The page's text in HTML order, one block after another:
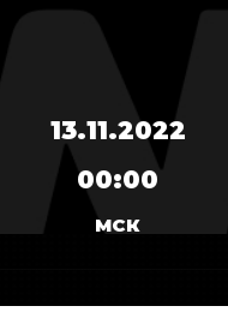
13.11.2022
00:00
МСК